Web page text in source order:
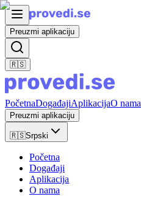
Preuzmi aplikaciju
🇷🇸
PočetnaDogađajiAplikacijaO nama
Preuzmi aplikaciju
🇷🇸Srpski
Početna
Događaji
Aplikacija
O nama